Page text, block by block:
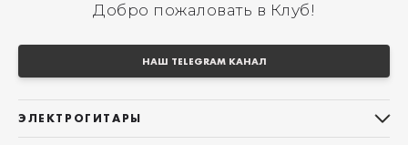
Добро пожаловать в Клуб!
НАШ TELEGRAM КАНАЛ
ЭЛЕКТРОГИТАРЫ